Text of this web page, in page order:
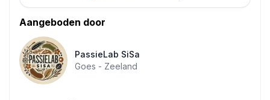
Aangeboden door
PassieLab SiSa
Goes - Zeeland